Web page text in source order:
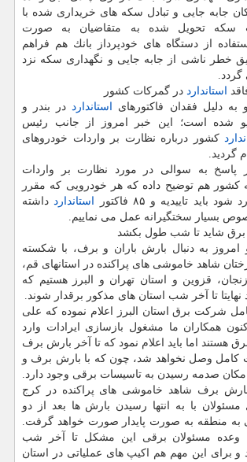
جابه جایی و تبادل سكه های خریداری شده با
سكه تحویل شده به متقاضیان به صورت
از دستگاه های خودپرداز بانك هم فراهم
خطر ناشی از جابه جایی و نگهداری سكه نزد
گردد.
استاندارد در گمركات كشور
استاندارددر بندر و
شده است؛ این خبر امروز از جانب رئیس
كشور درباره نظارت بر واردات خودروهای
گردید.
پاسخ به سوالی در مورد نظارت بر واردات
كشور هم توضیح داده كه هر خودرویی كه مقرر
تاییدیه و ۸۵ فاكتور
استانداردداشته
بسیار سختگیرانه عمل می نماییم.
شاید تا شب طول بكشد
به دنبال بارش باران و برف، با شكسته
شاهد خاموشی های پراكنده در استانهای قم،
زنجان، قزوین و استان تهران و البرز هستیم كه
تا آخر شب استان های مذكور برقدار شوند.
شركت برق استان البرز اعلام نموده كه علی
همكاران ما مشغول بازسازی ایرادات وارد
هستند اما باید اعلام نمود كه تا آخر بارش برف
كامل وصل نخواهد شد، چون كه با بارش برف و
صدمه رسیدن به تاسیسات برقی وجود دارد.
بارش برف شاهد خاموشی های پراكنده در كرج
با به انتها رسیدن بارش ها بعد از دو
منطقه به صورت پایدار صورت خواهد گرفت.
وعده مسئولان برقی این مشكل تا آخر شب
برای این مهم هم اكیپ های عملیاتی در استان